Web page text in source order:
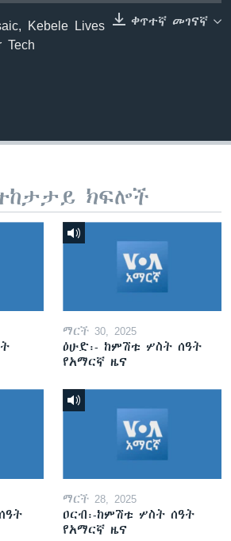
ቀጥተኛ መገናኛ
Kebele Lives
Tech
ክፍሎች
ማርች 30, 2025
ዕሁድ፡- ከምሽቱ ሦስት ሰዓት
የአማርኛ ዜና
ማርች 28, 2025
ዐርብ፡-ከምሽቱ ሦስት ሰዓት
የአማርኛ ዜና